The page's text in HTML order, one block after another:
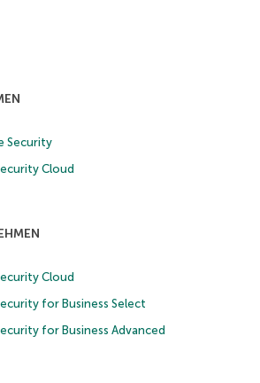
Security
Cloud
Cloud
for Business Select
for Business Advanced